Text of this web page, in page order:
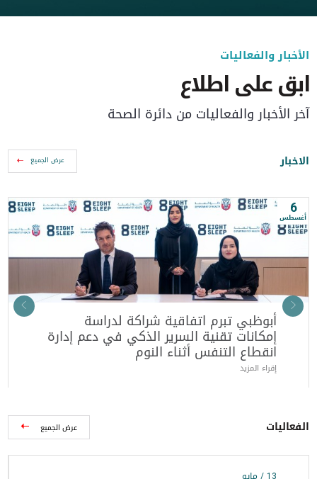
الأخبار والفعاليات
ابق على اطلاع
آخر الأخبار والفعاليات من دائرة الصحة
الاخبار عرض الجميع
أبوظبي تبرم اتفاقية شراكة لدراسة
إمكانات تقنية السرير الذكي في دعم إدارة
انقطاع التنفس أثناء النوم
إقراء المزيد
6
أغسطس
الفعاليات عرض الجميع